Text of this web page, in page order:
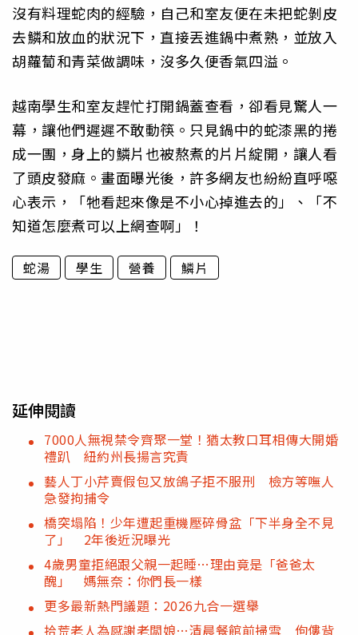
沒有料理蛇肉的經驗，自己和室友便在未把蛇剝皮
去鱗和放血的狀況下，直接丟進鍋中煮熟，並放入
胡蘿蔔和青菜做調味，沒多久便香氣四溢。
越南學生和室友趕忙打開鍋蓋查看，卻看見驚人一
幕，讓他們遲遲不敢動筷。只見鍋中的蛇漆黑的捲
成一團，身上的鱗片也被熬煮的片片綻開，讓人看
了頭皮發麻。畫面曝光後，許多網友也紛紛直呼噁
心表示，「牠看起來像是不小心掉進去的」、「不
知道怎麼煮可以上網查啊」！
蛇湯 學生 營養 鱗片
延伸閱讀
7000人無視禁令齊聚一堂！猶太教口耳相傳大開婚
禮趴 紐約州長揚言究責
藝人丁小芹賣假包又放鴿子拒不服刑 檢方等嘸人
急發拘捕令
橋突塌陷！少年遭起重機壓碎骨盆「下半身全不見
了」 2年後近況曝光
4歲男童拒絕跟父親一起睡…理由竟是「爸爸太
醜」 媽無奈：你們長一樣
更多最新熱門議題：2026九合一選舉
拾荒老人為感謝老闆娘…清晨餐館前掃雪 佝僂背